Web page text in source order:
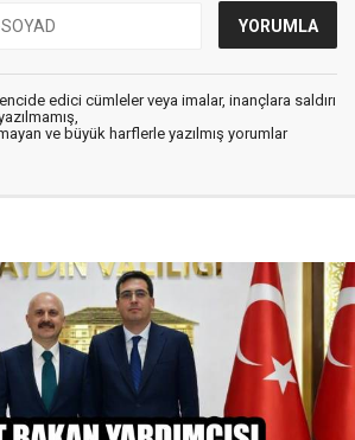
edici cümleler veya imalar, inançlara saldırı
ve büyük harflerle yazılmış yorumlar